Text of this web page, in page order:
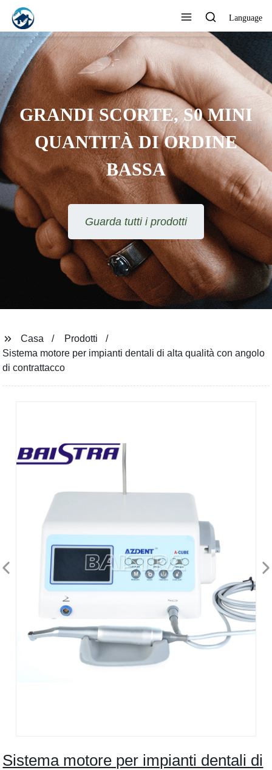
Language
FORNITORE
PROFESSIONALE
DAI CLIENTI
Guarda tutti i prodotti
Casa
Prodotti
Sistema motore per impianti dentali di alta qualità con angolo
di contrattacco
Sistema motore per impianti dentali di